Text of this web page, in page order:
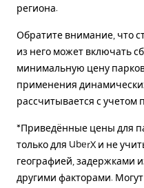
региона.
Обратите внимание, что
из него может включать
минимальную цену
применения
рассчитывается с
*Приведённые цены для
только для UberX и не
географией, задержками
другими факторами.